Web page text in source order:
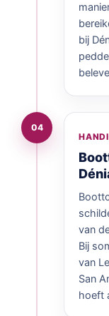
bij
04
van
Bij
van
San
hoeft